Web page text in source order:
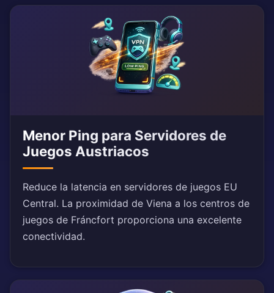
Menor Ping para Servidores de
Juegos Austriacos
Reduce la latencia en servidores de juegos EU
Central. La proximidad de Viena a los centros de
juegos de Fráncfort proporciona una excelente
conectividad.